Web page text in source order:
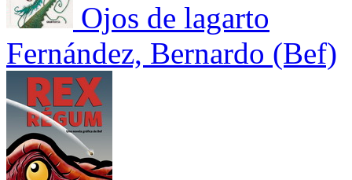
Ojos de lagarto
Fernández, Bernardo (Bef)